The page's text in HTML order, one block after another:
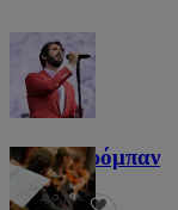
Τζος Γκρόμπαν
1,3 χιλ.